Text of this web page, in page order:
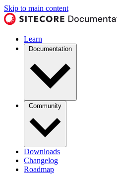
Skip to main content
Learn
Documentation
Community
Downloads
Changelog
Roadmap